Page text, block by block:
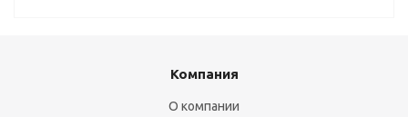
Компания
О компании